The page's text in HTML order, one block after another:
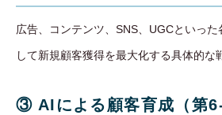
広告、コンテンツ、SNS、UGCといっ
して新規顧客獲得を最大化する具体的な
③ AIによる顧客育成（第6-